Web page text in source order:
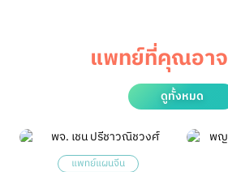
แพทย์ที่คุณอา
ดูทั้งหมด
แพทย์แผนจีน